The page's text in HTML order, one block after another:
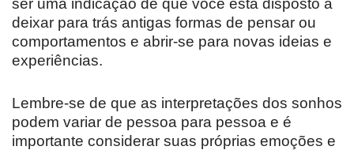
ser uma indicação de que você está disposto a
deixar para trás antigas formas de pensar ou
comportamentos e abrir-se para novas ideias e
experiências.
Lembre-se de que as interpretações dos sonhos
podem variar de pessoa para pessoa e é
importante considerar suas próprias emoções e